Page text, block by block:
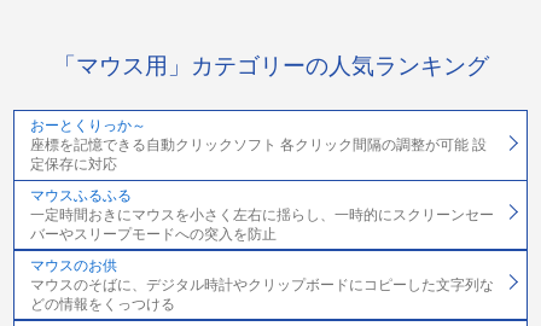
「マウス用」カテゴリーの人気ランキング
おーとくりっか～
座標を記憶できる自動クリックソフト 各クリック間隔の調整が可能 設
定保存に対応
マウスふるふる
一定時間おきにマウスを小さく左右に揺らし、一時的にスクリーンセー
バーやスリープモードへの突入を防止
マウスのお供
マウスのそばに、デジタル時計やクリップボードにコピーした文字列な
どの情報をくっつける